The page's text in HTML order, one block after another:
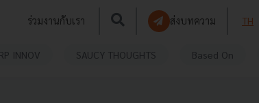
ร่วมงานกับเรา ส่งบทความ TH
INNOV SAUCY THOUGHTS Based On